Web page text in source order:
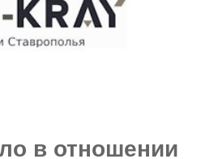
в отношении